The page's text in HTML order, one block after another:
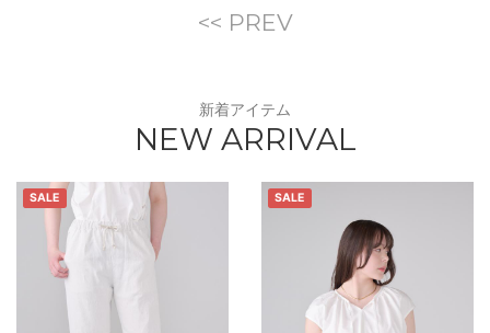
<< PREV
新着アイテム
NEW ARRIVAL
SALE SALE